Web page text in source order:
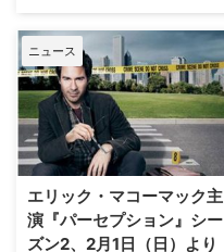
友達？ ウィル＆グレイス』のク
リエイター、マックス・マッチニ
ックが、人気シットコム『フレン
ズ』の脚本家ジェフ・アストロフ
とともに同局の新作コメディ
『Happy Peppers（原題）』を
製作することが分かった。米
片方…
ニュース
エリック・マコーマック主
演『パーセプション』シー
ズン2、2月1日（日）より